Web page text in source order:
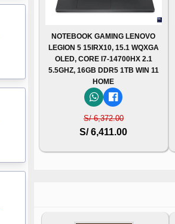
NOTEBOOK GAMING LENOVO
LEGION 5 15IRX10, 15.1 WQXGA
OLED, CORE I7-14700HX 2.1
5.5GHZ, 16GB DDR5 1TB WIN 11
HOME
S/ 6,372.00
S/ 6,411.00